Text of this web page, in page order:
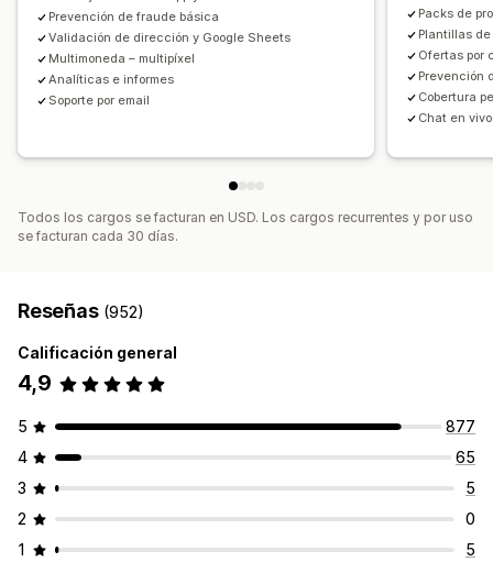
Venta cruzada
Descuentos
Ventas adicionales con un clic
Ventas adicionales posventa
Recuperación de carritos
Descuentos por cantidad
Descuentos por volumen
Procesamiento prioritario
Informes y estadísticas
Rendimiento del embudo
Prevención de fraude básica
Validación de dirección y Google Sheets
Multimoneda – multipíxel
Analíticas e informes
Soporte por email
Packs de
Plantillas
Ofertas por
Prevención
Cobertura
Chat en
Todos los cargos se facturan en USD. Los cargos recurrentes y por uso
se facturan cada 30 días.
Reseñas (952)
Calificación general
4,9
5
877
4
65
3
5
2
0
1
5